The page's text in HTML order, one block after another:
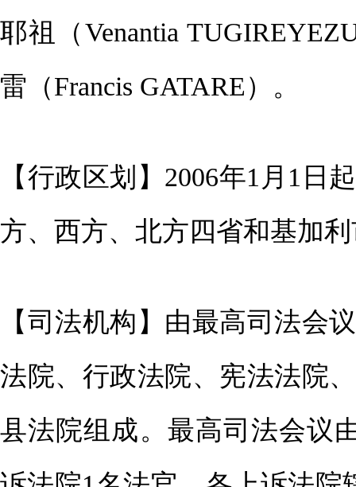
耶祖（Venantia
雷（Francis GATARE）。
【行政区划】2006年1月1日
方、西方、北方四省和基加
【司法机构】由最高司法会
法院、行政法院、宪法法院
县法院组成。最高司法会议